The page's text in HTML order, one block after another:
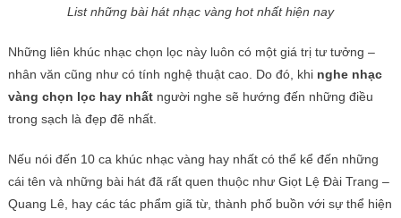
List những bài hát nhạc vàng hot nhất hiện nay
Những liên khúc nhạc chọn lọc này luôn có một giá trị tư tưởng –
nhân văn cũng như có tính nghệ thuật cao. Do đó, khi nghe nhạc
vàng chọn lọc hay nhấtngười nghe sẽ hướng đến những điều
trong sạch là đẹp đẽ nhất.
Nếu nói đến 10 ca khúc nhạc vàng hay nhất có thể kể đến những
cái tên và những bài hát đã rất quen thuộc như Giọt Lệ Đài Trang –
Quang Lê, hay các tác phẩm giã từ, thành phố buồn với sự thể hiện